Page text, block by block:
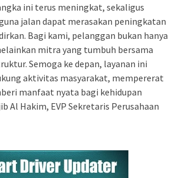
ini terus meningkat, sekaligus
jalan dapat merasakan peningkatan
Bagi kami, pelanggan bukan hanya
mitra yang tumbuh bersama
Semoga ke depan, layanan ini
aktivitas masyarakat, mempererat
manfaat nyata bagi kehidupan
Al Hakim, EVP Sekretaris Perusahaan